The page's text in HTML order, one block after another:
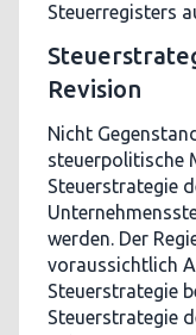
Steuerregisters
Revision
Nicht
steuerpolitische
Steuerstrategie
werden. Der
voraussichtlich
Steuerstrategie
Steuerstrategie